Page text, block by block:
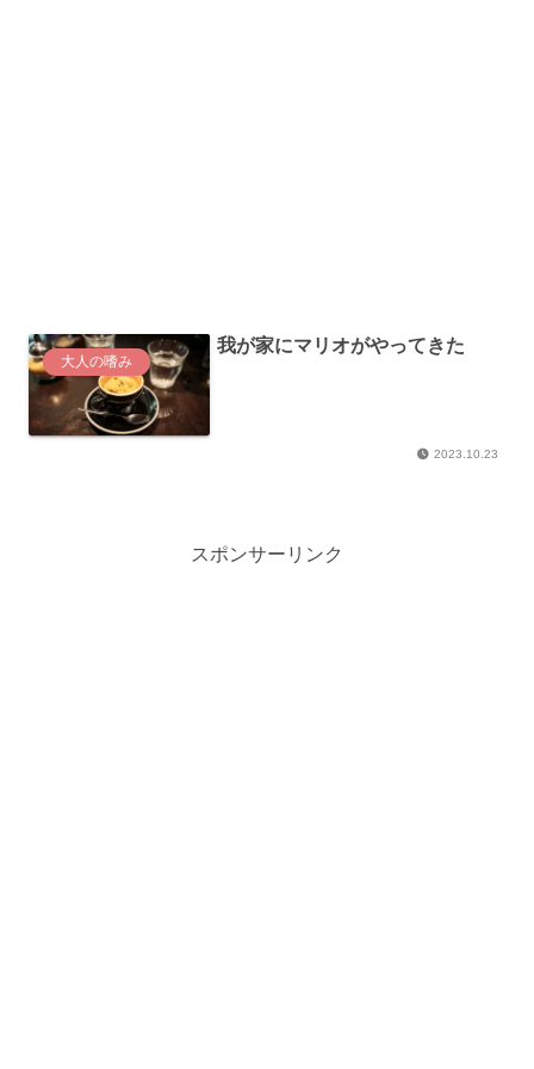
大人の嗜み
我が家にマリオがやってきた
2023.10.23
スポンサーリンク